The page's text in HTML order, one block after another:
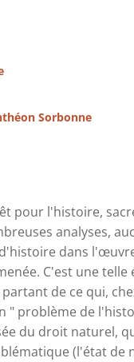
Sorbonne
pour l'histoire,
analyses,
dans
C'est une telle
de ce qui,
" problème de
du droit naturel,
(l'état de